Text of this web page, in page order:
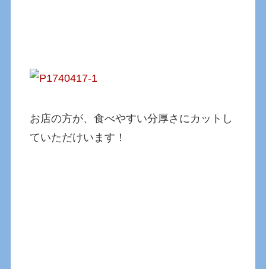
お店の方が、食べやすい分厚さにカットし
ていただけいます！